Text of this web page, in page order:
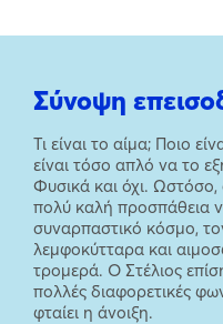
Σύνοψη
Τι είναι το αίμα; Ποιο
είναι τόσο απλό να το
Φυσικά και όχι. Ωστόσο,
πολύ καλή προσπάθεια
συναρπαστικό κόσμο,
λεμφοκύτταρα και
τρομερά. Ο Στέλιος
πολλές διαφορετικές
φταίει η άνοιξη.